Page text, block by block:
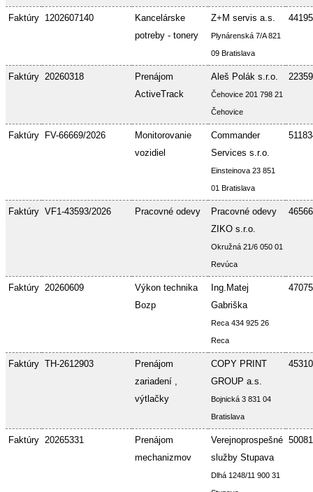
Faktúry 1202607140
Kancelárske
potreby - tonery
Z+M servis a.s.
Plynárenská 7/A 821
09 Bratislava
Faktúry 20260318
Prenájom
ActiveTrack
Aleš Polák s.r.o.
Čehovice 201 798 21
Čehovice
Faktúry FV-66669/2026
Monitorovanie
vozidiel
Commander
Services s.r.o.
Einsteinova 23 851
01 Bratislava
Faktúry VF1-43593/2026 Pracovné odevy
Pracovné odevy
ZIKO s.r.o.
Okružná 21/6 050 01
Revúca
Faktúry 20260609
Výkon technika
Bozp
Ing.Matej
Gabriška
Reca 434 925 26
Reca
Faktúry TH-2612903
Prenájom
zariadení ,
výtlačky
COPY PRINT
GROUP a.s.
Bojnická 3 831 04
Bratislava
Faktúry 20265331
Prenájom
mechanizmov
Verejnoprospešné
služby Stupava
Dlhá 1248/11 900 31